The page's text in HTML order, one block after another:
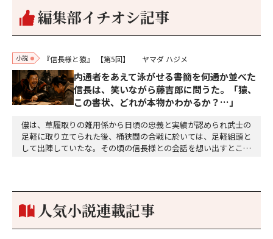
編集部イチオシ記事
小説 『信長様と猿』 【第5回】 ヤマダ ハジメ
内通者をあえて泳がせる――書簡を何通か並べた
信長は、笑いながら藤吉郎に問うた。「猿、
この書状、どれが本物かわかるか？…」
儂は、草履取りの雑用係から日頃の忠義と実績が認められ武士の
足軽に取り立てられた後、桶狭間の合戦に於いては、足軽組頭と
して出陣していたな。その頃の信長様との会話を想い出すとこん
り。どうして勝てたのか、未だにわかりません。…
人気小説連載記事